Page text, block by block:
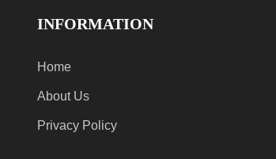
INFORMATION
Home
About Us
Privacy Policy